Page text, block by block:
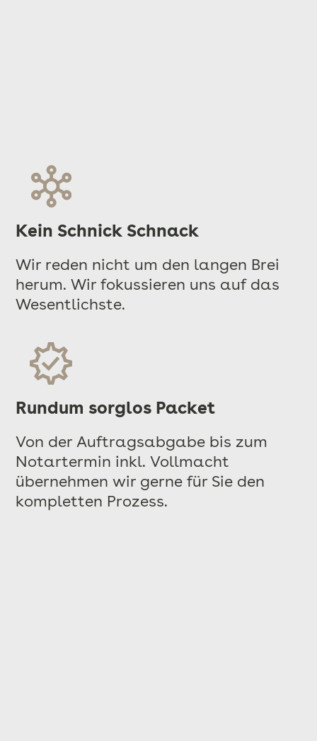
Kein Schnick Schnack
Wir reden nicht um den langen Brei
herum. Wir fokussieren uns auf das
Wesentlichste.
Rundum sorglos Packet
Von der Auftragsabgabe bis zum
Notartermin inkl. Vollmacht
übernehmen wir gerne für Sie den
kompletten Prozess.